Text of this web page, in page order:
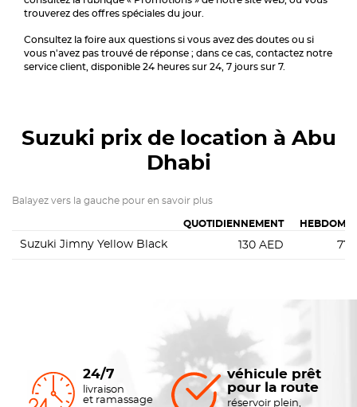
trouverez des offres spéciales du jour.
Consultez la foire aux questions si vous avez des doutes ou si
vous n'avez pas trouvé de réponse ; dans ce cas, contactez notre
service client, disponible 24 heures sur 24, 7 jours sur 7.
Suzuki prix de location à Abu
Dhabi
Balayez vers la gauche pour en savoir plus
QUOTIDIENNEMENT
Suzuki Jimny Yellow Black 130 AED 770
24/7
livraison
et ramassage
véhicule prêt
pour la route
réservoir plein,